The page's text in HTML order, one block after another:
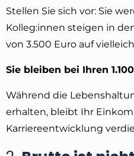
Stellen Sie sich vor: Sie
Kolleg:innen steigen in
von 3.500 Euro auf
Sie bleiben bei Ihren
Während die
erhalten, bleibt Ihr
Karriereentwicklung